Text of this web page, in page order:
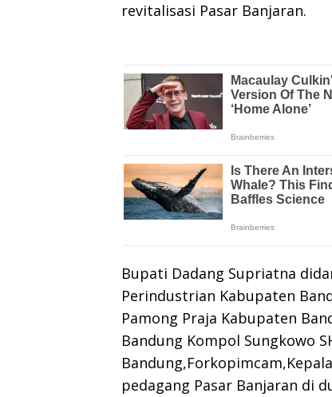
revitalisasi Pasar Banjaran.
Bupati Dadang Supriatna
Perindustrian Kabupaten
Pamong Praja Kabupaten
Bandung Kompol Sungkowo
pedagang Pasar Banjaran di